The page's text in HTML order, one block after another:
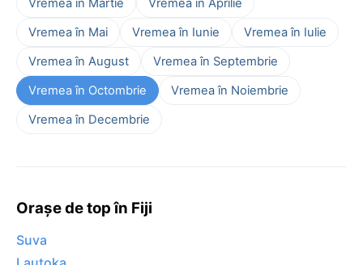
Vremea în Martie
Vremea în Aprilie
Vremea în Mai
Vremea în Iunie
Vremea în Iulie
Vremea în August
Vremea în Septembrie
Vremea în Octombrie
Vremea în Noiembrie
Vremea în Decembrie
Orașe de top în Fiji
Suva